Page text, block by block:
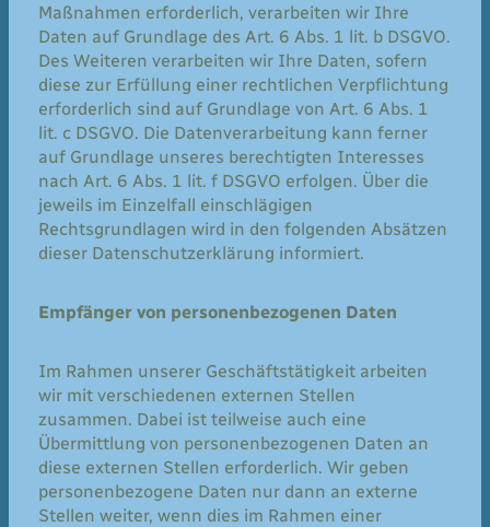
Maßnahmen erforderlich, verarbeiten wir Ihre
Daten auf Grundlage des Art. 6 Abs. 1 lit. b DSGVO.
Des Weiteren verarbeiten wir Ihre Daten, sofern
diese zur Erfüllung einer rechtlichen Verpflichtung
erforderlich sind auf Grundlage von Art. 6 Abs. 1
lit. c DSGVO. Die Datenverarbeitung kann ferner
auf Grundlage unseres berechtigten Interesses
nach Art. 6 Abs. 1 lit. f DSGVO erfolgen. Über die
jeweils im Einzelfall einschlägigen
Rechtsgrundlagen wird in den folgenden Absätzen
dieser Datenschutzerklärung informiert.
Empfänger von personenbezogenen Daten
Im Rahmen unserer Geschäftstätigkeit arbeiten
wir mit verschiedenen externen Stellen
zusammen. Dabei ist teilweise auch eine
Übermittlung von personenbezogenen Daten an
diese externen Stellen erforderlich. Wir geben
personenbezogene Daten nur dann an externe
Stellen weiter, wenn dies im Rahmen einer